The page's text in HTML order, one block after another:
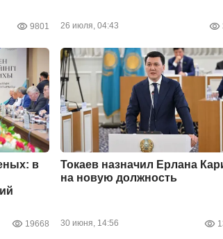
9801 26 июля, 04:43
в
19668
Токаев назначил Ерлана
на новую должность
30 июня, 14:56